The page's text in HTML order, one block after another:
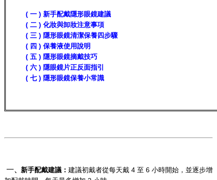
( 一 ) 新手配戴隱形眼鏡建議
( 二 ) 化妝與卸妝注意事項
( 三 ) 隱形眼鏡清潔保養四步驟
( 四 ) 保養液使用說明
( 五 ) 隱形眼鏡摘戴技巧
( 六 ) 隱眼鏡片正反面指引
( 七 ) 隱形眼鏡保養小常識
一、 新手配戴建議： 建議初戴者從每天戴 4 至 6 小時開始，並逐步增